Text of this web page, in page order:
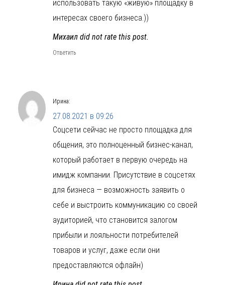
использовать такую «живую» площадку в
интересах своего бизнеса.))
Михаил did not rate this post.
Ответить
Ирина:
27.08.2021 в 09:26
Соцсети сейчас не просто площадка для
общения, это полноценный бизнес-канал,
который работает в первую очередь на
имидж компании. Присутствие в соцсетях
для бизнеса — возможность заявить о
себе и выстроить коммуникацию со своей
аудиторией, что становится залогом
прибыли и лояльности потребителей
товаров и услуг, даже если они
предоставляются офлайн)